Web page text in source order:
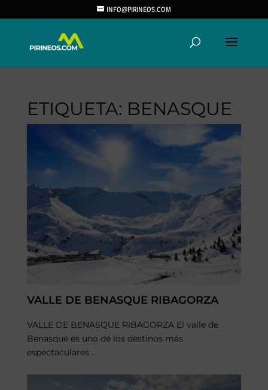
INFO@PIRINEOS.COM
ETIQUETA: BENASQUE
VALLE DE BENASQUE RIBAGORZA
VALLE DE BENASQUE RIBAGORZA El valle de
Benasque es uno de los destinos más
espectaculares ...